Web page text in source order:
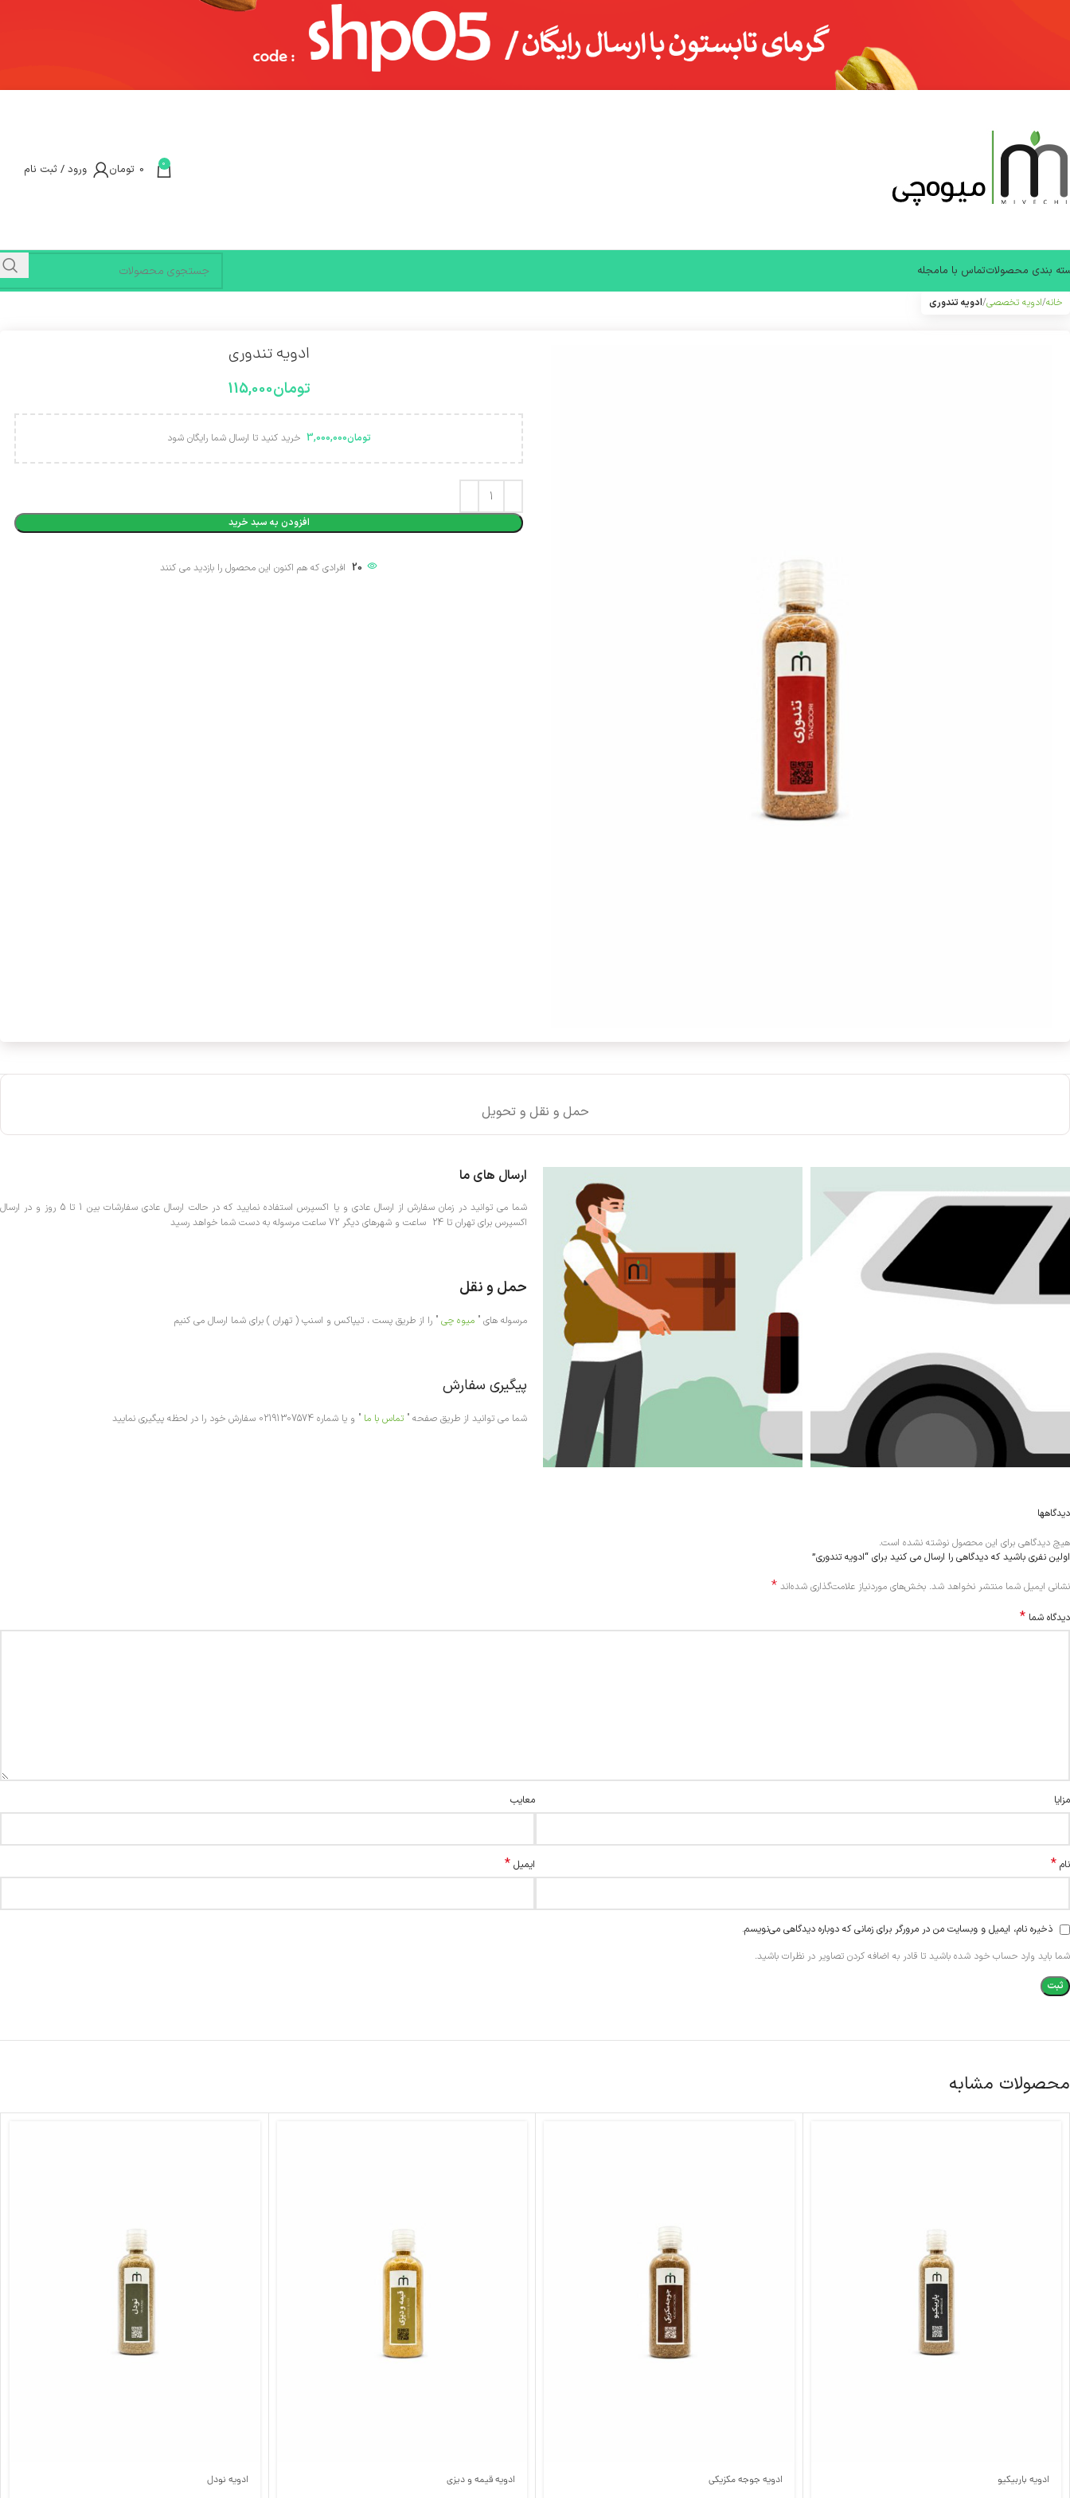
0 تومان 0 ورود / ثبت نام
بندی محصولاتتماس با مامجله
خانه ادویه تخصصی ادویه تندوری
ادویه تندوری
تومان115,000
تومان3,000,000 خرید کنید تا ارسال شما رایگان شود
افزودن به سبد خرید
20 افرادی که هم اکنون این محصول را بازدید می کنند
حمل و نقل و تحویل
ارسال های ما
شما می توانید در زمان سفارش از ارسال عادی و یا اکسپرس استفاده نمایید که در حالت ارسال عادی سفارشات بین 1 تا 5 روز و در ارسال
اکسپرس برای تهران تا 24 ساعت و شهرهای دیگر 72 ساعت مرسوله به دست شما خواهد رسید
حمل و نقل
مرسوله های " میوه چی " را از طریق پست ، تیپاکس و اسنپ ( تهران ) برای شما ارسال می کنیم
پیگیری سفارش
شما می توانید از طریق صفحه " تماس با ما " و یا شماره 02191307574 سفارش خود را در لحظه پیگیری نمایید
دیدگاهها
هیچ دیدگاهی برای این محصول نوشته نشده است.
اولین نفری باشید که دیدگاهی را ارسال می کنید برای “ادویه تندوری”
نشانی ایمیل شما منتشر نخواهد شد. بخش‌های موردنیاز علامت‌گذاری شده‌اند *
دیدگاه شما *
مزایا معایب
نام * ایمیل *
ذخیره نام، ایمیل و وبسایت من در مرورگر برای زمانی که دوباره دیدگاهی می‌نویسم.
شما باید وارد حساب خود شده باشید تا قادر به اضافه کردن تصاویر در نظرات باشید.
Alternative:
محصولات مشابه
ادویه باربیکیو ادویه جوجه مکزیکی ادویه قیمه و دیزی ادویه نودل